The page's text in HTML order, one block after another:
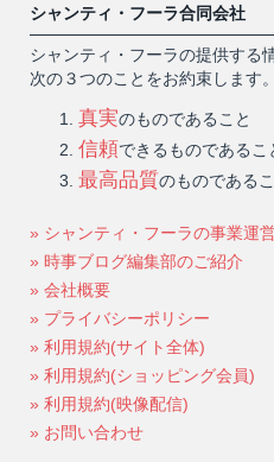
シャンティ・フーラ合同会社
シャンティ・フーラの提供する
次の３つのことをお約束します。
真実のものであること
信頼できるものであるこ
最高品質のものである
» シャンティ・フーラの事業運
» 時事ブログ編集部のご紹介
» 会社概要
» プライバシーポリシー
» 利用規約(サイト全体)
» 利用規約(ショッピング会員)
» 利用規約(映像配信)
» お問い合わせ